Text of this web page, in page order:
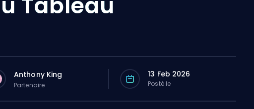
Anthony King
Partenaire
13 Feb 2026
Posté le